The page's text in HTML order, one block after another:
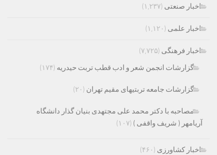
اخبار صنعتی (۱,۲۳۷)
اخبار علمی (۱,۱۲۰)
اخبار فرهنگی (۷,۷۲۵)
گزارشات انجمن شعر و ادب قطب تربت حیدریه (۱۷۴)
گزارشات جامعه تربتیهای مقیم تهران (۲۰)
مصاحبه با دکتر محمد علی مجتهدی بنیان گذار دانشگاه
آریامهر ( شریف واقفی ) (۱۰۷)
اخبار کشاورزی (۴۶۰)